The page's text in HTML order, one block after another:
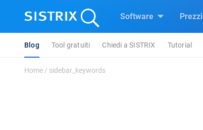
Software Prezzi
Blog Tool gratuiti Chiedi a SISTRIX Tutorial
Home / sidebar_keywords